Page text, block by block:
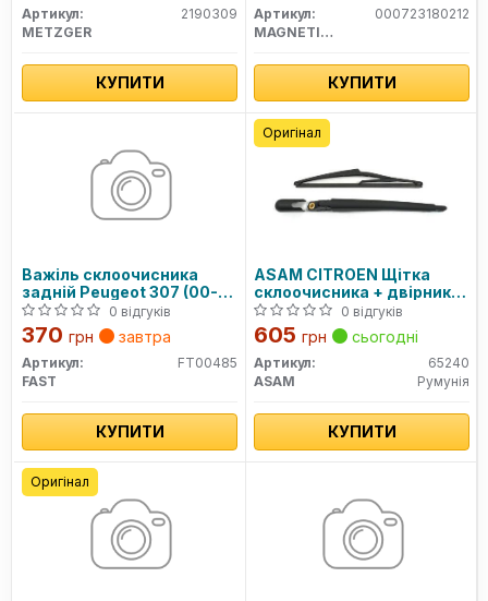
Артикул:
2190309
METZGER
КУПИТИ
Артикул:
000723180212
MAGNETI MARELLI
КУПИТИ
Важіль склоочисника
задній Peugeot 307 (00-
12) SW 350мм (FT00485)
0 відгуків
370 грн завтра
Артикул:
FT00485
FAST
КУПИТИ
ASAM CITROEN Щітка
склоочисника + двірник
305mm C3 II 1.0-1.6 09-
0 відгуків
605 грн сьогодні
Артикул:
65240
ASAM
Румунія
КУПИТИ
Оригінал
Оригінал